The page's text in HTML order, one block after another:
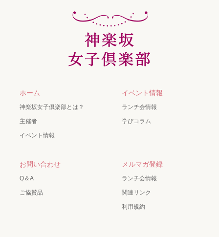
ホーム
神楽坂女子倶楽部とは？
主催者
イベント情報
イベント情報
ランチ会情報
学びコラム
お問い合わせ
Q＆A
ご協賛品
メルマガ登録
ランチ会情報
関連リンク
利用規約